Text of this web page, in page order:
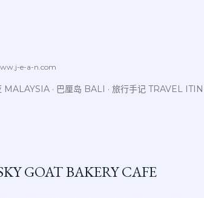
e-a-n.com
MALAYSIA 巴厘岛 BALI 旅行手记 TRAVEL
GOAT BAKERY CAFE